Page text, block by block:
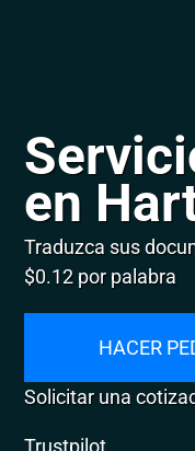
en
Traduzca sus
$0.12 por palabra
HACER
Solicitar una
Trustpilot